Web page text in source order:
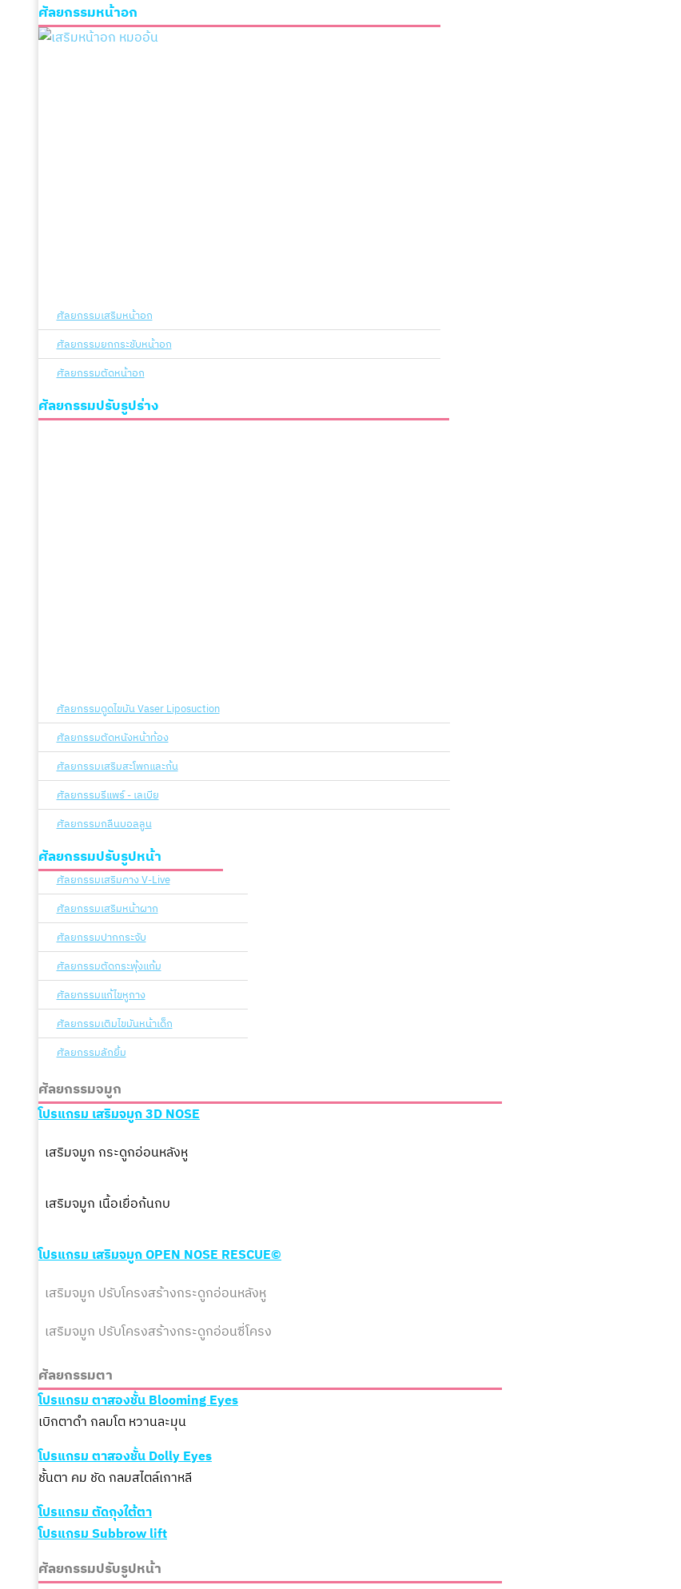
ศัลยกรรมหน้าอก
ศัลยกรรมเสริมหน้าอก
ศัลยกรรมยกกระชับหน้าอก
ศัลยกรรมตัดหน้าอก
ศัลยกรรมปรับรูปร่าง
ศัลยกรรมดูดไขมัน Vaser Liposuction
ศัลยกรรมตัดหนังหน้าท้อง
ศัลยกรรมเสริมสะโพกและก้น
ศัลยกรรมรีแพร์ - เลเบีย
ศัลยกรรมกลืนบอลลูน
ศัลยกรรมปรับรูปหน้า
ศัลยกรรมเสริมคาง V-Live
ศัลยกรรมเสริมหน้าผาก
ศัลยกรรมปากกระจับ
ศัลยกรรมตัดกระพุ้งแก้ม
ศัลยกรรมแก้ไขหูกาง
ศัลยกรรมเติมไขมันหน้าเด็ก
ศัลยกรรมลักยิ้ม
ศัลยกรรมจมูก
โปรแกรม เสริมจมูก 3D NOSE
เสริมจมูก กระดูกอ่อนหลังหู
เสริมจมูก เนื้อเยื่อก้นกบ
โปรแกรม เสริมจมูกOPENNOSE RESCUE©
เสริมจมูก ปรับโครงสร้างกระดูกอ่อนหลังหู
เสริมจมูก ปรับโครงสร้างกระดูกอ่อนซี่โครง
ศัลยกรรมตา
โปรแกรม ตาสองชั้น Blooming Eyes
เบิกตาดำ กลมโต หวานละมุน
โปรแกรม ตาสองชั้น Dolly Eyes
ชั้นตา คม ชัด กลมสไตล์เกาหลี
โปรแกรม ตัดถุงใต้ตา
โปรแกรม Subbrow lift
ศัลยกรรมปรับรูปหน้า